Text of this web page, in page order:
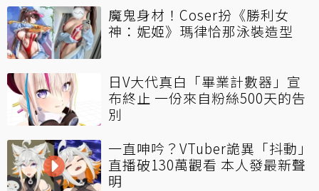
魔鬼身材！Coser扮《勝利女
神：妮姬》瑪律恰那泳裝造型
日V大代真白「畢業計數器」宣
布終止 一份來自粉絲500天的告
別
一直呻吟？VTuber詭異「抖動」
直播破130萬觀看 本人發最新聲
明